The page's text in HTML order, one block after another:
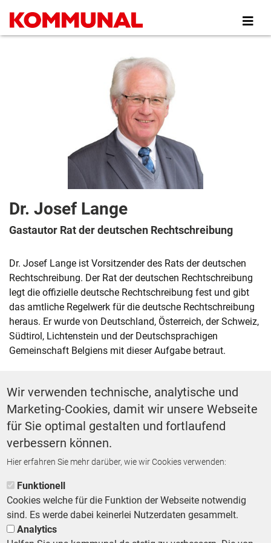
zum
Inhalt
Dr. Josef Lange
Gastautor Rat der deutschen Rechtschreibung
Dr. Josef Lange ist Vorsitzender des Rats der deutschen
Rechtschreibung. Der Rat der deutschen Rechtschreibung
legt die offizielle deutsche Rechtschreibung fest und gibt
das amtliche Regelwerk für die deutsche Rechtschreibung
heraus. Er wurde von Deutschland, Österreich, der Schweiz,
Südtirol, Lichtenstein und der Deutschsprachigen
Gemeinschaft Belgiens mit dieser Aufgabe betraut.
Weitere Artikel dieses Autors ...
DEUTSCHE RECHTSCHREIBUNG
Gendersensible Sprache statt
Sprach-Verhunzung
Wir verwenden technische, analytische und
Marketing-Cookies, damit wir unsere Webseite
für Sie optimal gestalten und fortlaufend
verbessern können.
Hier erfahren Sie mehr darüber, wie wir Cookies verwenden:
Funktionell
Cookies welche für die Funktion der Webseite notwendig
sind. Es werde dabei keinerlei Nutzerdaten gesammelt.
Analytics